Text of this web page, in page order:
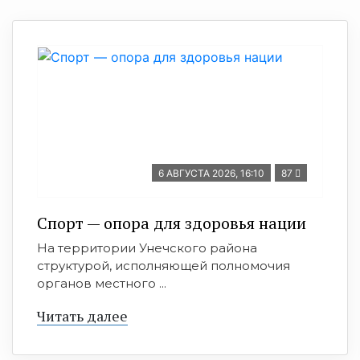
6 АВГУСТА 2026, 16:10 87
Спорт — опора для здоровья нации
На территории Унечского района
структурой, исполняющей полномочия
органов местного ...
Читать далее